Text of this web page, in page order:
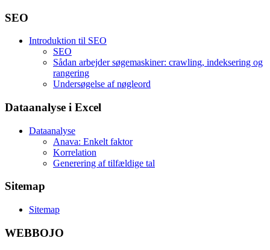
SEO
Introduktion til SEO
SEO
Sådan arbejder søgemaskiner: crawling, indeksering og
rangering
Undersøgelse af nøgleord
Dataanalyse i Excel
Dataanalyse
Anava: Enkelt faktor
Korrelation
Generering af tilfældige tal
Sitemap
Sitemap
WEBBOJO